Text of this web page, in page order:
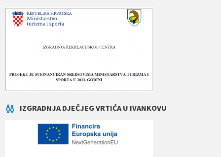
IZGRADNJA DJEČJEG VRTIĆA U IVANKOVU